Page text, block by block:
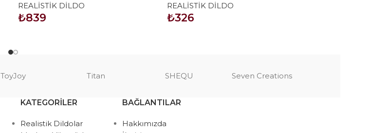
REALİSTİK DİLDO
₺839
REALİSTİK DİLDO
₺326
ToyJoy Titan SHEQU Seven Creations
KATEGORILER
Realistik Dildolar
BAĞLANTILAR
Hakkımızda